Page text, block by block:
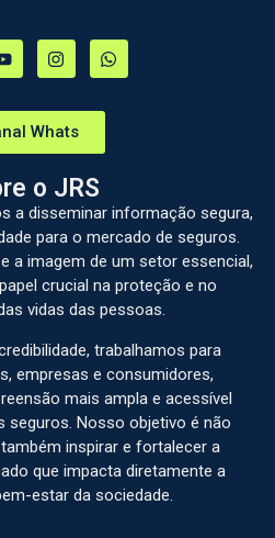
Whats
o JRS
a disseminar informação segura,
para o mercado de seguros.
a imagem de um setor essencial,
crucial na proteção e no
vidas das pessoas.
trabalhamos para
empresas e consumidores,
mais ampla e acessível
seguros. Nosso objetivo é não
inspirar e fortalecer a
que impacta diretamente a
estar da sociedade.